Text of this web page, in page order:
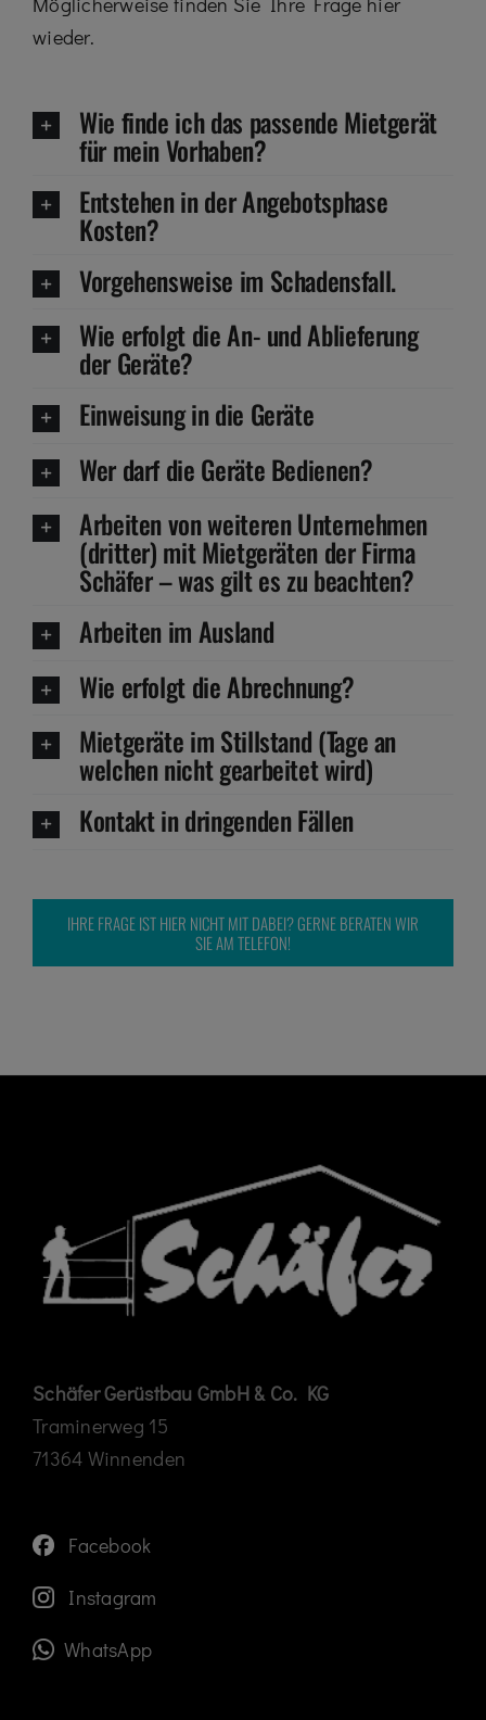
wieder.
Wie finde ich das passende Mietgerät
für mein Vorhaben?
Entstehen in der Angebotsphase
Kosten?
Vorgehensweise im Schadensfall.
Wie erfolgt die An- und Ablieferung
der Geräte?
Einweisung in die Geräte
Wer darf die Geräte Bedienen?
Arbeiten von weiteren Unternehmen
(dritter) mit Mietgeräten der Firma
Schäfer – was gilt es zu beachten?
Arbeiten im Ausland
Wie erfolgt die Abrechnung?
Mietgeräte im Stillstand (Tage an
welchen nicht gearbeitet wird)
Kontakt in dringenden Fällen
IHRE FRAGE IST HIER NICHT MIT DABEI? GERNE BERATEN WIR
SIE AM TELEFON!
Schäfer Gerüstbau GmbH & Co. KG
Traminerweg 15
71364 Winnenden
Facebook
Instagram
WhatsApp